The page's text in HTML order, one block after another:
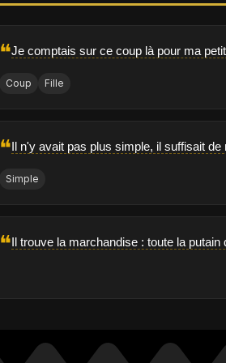
❝Je comptais sur ce coup là pour ma
Coup Fille
❝Il n'y avait pas plus simple, il suffisait
Simple
❝Il trouve la marchandise : toute la putain